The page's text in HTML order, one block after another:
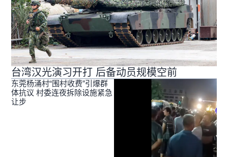
台湾汉光演习开打 后备动员规模空前
东莞杨涌村“围村收费”引爆群
体抗议 村委连夜拆除设施紧急
让步